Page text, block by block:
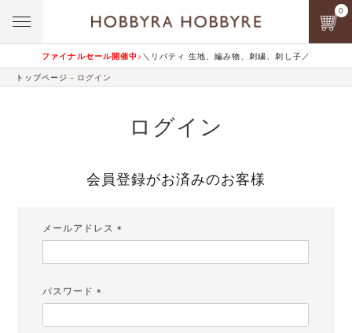
ファイナルセール開催中♪ ＼リバティ 生地、編み物、刺繍、刺し子／
0
トップページ ログイン
ログイン
会員登録がお済みのお客様
メールアドレス
パスワード